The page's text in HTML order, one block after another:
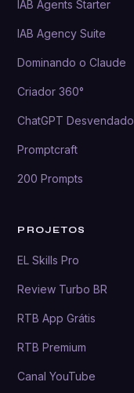
IAB Agents Starter
IAB Agency Suite
Dominando o Claude
Criador 360°
ChatGPT Desvendado
Promptcraft
200 Prompts
PROJETOS
EL Skills Pro
Review Turbo BR
RTB App Grátis
RTB Premium
Canal YouTube